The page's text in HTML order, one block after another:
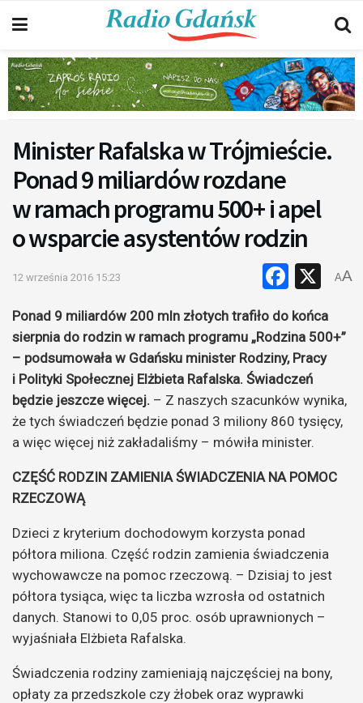
Minister Rafalska w Trójmieście.
Ponad 9 miliardów rozdane
w ramach programu 500+ i apel
o wsparcie asystentów rodzin
12 września 2016 15:23 X
AA
Ponad 9 miliardów 200 mln złotych trafiło do końca
sierpnia do rodzin w ramach programu „Rodzina 500+”
– podsumowała w Gdańsku minister Rodziny, Pracy
i Polityki Społecznej Elżbieta Rafalska. Świadczeń
będzie jeszcze więcej. – Z naszych szacunków wynika,
że tych świadczeń będzie ponad 3 miliony 860 tysięcy,
a więc więcej niż zakładaliśmy – mówiła minister.
CZĘŚĆ RODZIN ZAMIENIA ŚWIADCZENIA NA POMOC
RZECZOWĄ
Dzieci z kryterium dochodowym korzysta ponad
półtora miliona. Część rodzin zamienia świadczenia
wychowawcze na pomoc rzeczową. – Dzisiaj to jest
półtora tysiąca, więc ta liczba wzrosła od ostatnich
danych. Stanowi to 0,05 proc. osób uprawnionych –
wyjaśniała Elżbieta Rafalska.
Świadczenia rodziny zamieniają najczęściej na bony,
opłaty za przedszkole czy żłobek oraz wyprawki